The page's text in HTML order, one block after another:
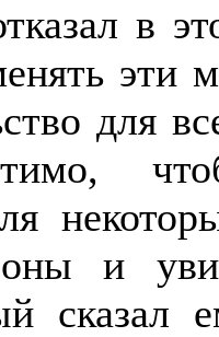
в
эти
для
и